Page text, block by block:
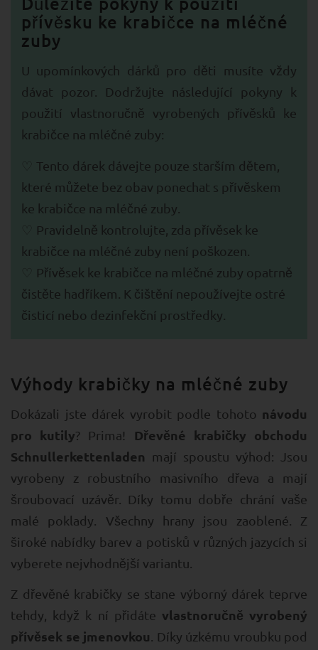
přívěsku ke krabičce na mléčné
zuby
U upomínkových dárků pro děti musíte vždy
dávat pozor. Dodržujte následující pokyny k
použití vlastnoručně vyrobených přívěsků ke
krabičce na mléčné zuby:
Tento dárek dávejte pouze starším dětem,
které můžete bez obav ponechat s přívěskem
ke krabičce na mléčné zuby.
Pravidelně kontrolujte, zda přívěsek ke
krabičce na mléčné zuby není poškozen.
Přívěsek ke krabičce na mléčné zuby opatrně
čistěte hadříkem. K čištění nepoužívejte ostré
čisticí nebo dezinfekční prostředky.
Výhody krabičky na mléčné zuby
Dokázali jste dárek vyrobit podle tohoto návodu
pro kutily? Prima!
Dřevěné krabičky obchodu
Schnullerkettenladen mají spoustu výhod: Jsou
vyrobeny z robustního masivního dřeva a mají
šroubovací uzávěr. Díky tomu dobře chrání vaše
malé poklady. Všechny hrany jsou zaoblené. Z
široké nabídky barev a potisků v různých jazycích si
vyberete nejvhodnější variantu.
Z dřevěné krabičky se stane výborný dárek teprve
tehdy, když k ní přidáte vlastnoručně vyrobený
přívěsek se jmenovkou . Díky úzkému vroubku pod